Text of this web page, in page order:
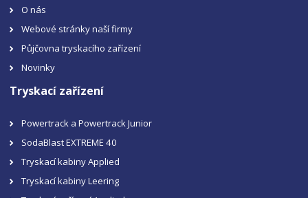
O nás
Webové stránky naší firmy
Půjčovna tryskacího zařízení
Novinky
Tryskací zařízení
Powertrack a Powertrack Junior
SodaBlast EXTREME 40
Tryskací kabiny Applied
Tryskací kabiny Leering